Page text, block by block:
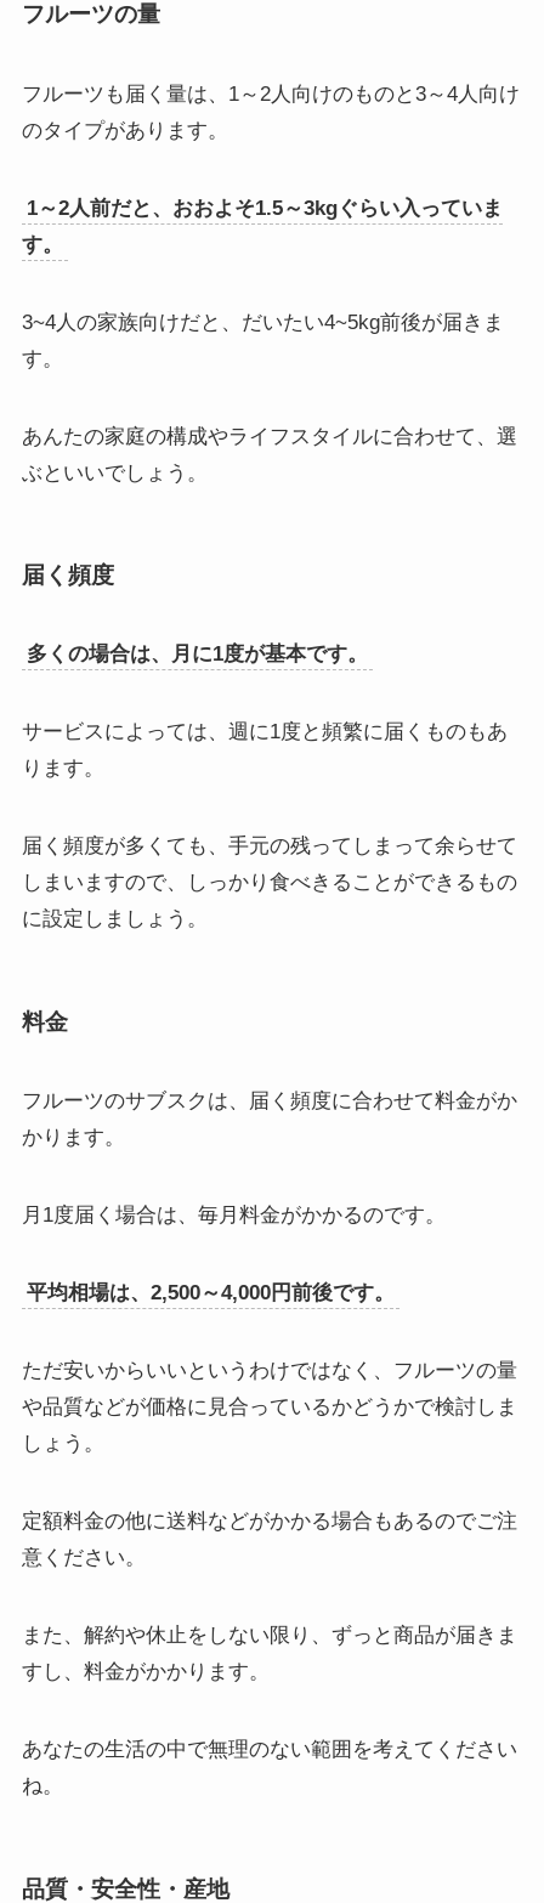
フルーツの量
フルーツも届く量は、1～2人向けのものと3～4人向け
のタイプがあります。
1～2人前だと、おおよそ1.5～3kgぐらい入っていま
す。
3~4人の家族向けだと、だいたい4~5kg前後が届きま
す。
あんたの家庭の構成やライフスタイルに合わせて、選
ぶといいでしょう。
届く頻度
多くの場合は、月に1度が基本です。
サービスによっては、週に1度と頻繁に届くものもあ
ります。
届く頻度が多くても、手元の残ってしまって余らせて
しまいますので、しっかり食べきることができるもの
に設定しましょう。
料金
フルーツのサブスクは、届く頻度に合わせて料金がか
かります。
月1度届く場合は、毎月料金がかかるのです。
平均相場は、2,500～4,000円前後です。
ただ安いからいいというわけではなく、フルーツの量
や品質などが価格に見合っているかどうかで検討しま
しょう。
定額料金の他に送料などがかかる場合もあるのでご注
意ください。
また、解約や休止をしない限り、ずっと商品が届きま
すし、料金がかかります。
あなたの生活の中で無理のない範囲を考えてください
ね。
品質・安全性・産地